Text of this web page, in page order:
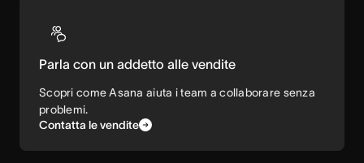
Parla con un addetto alle vendite
Scopri come Asana aiuta i team a collaborare senza
problemi.
Contatta le vendite